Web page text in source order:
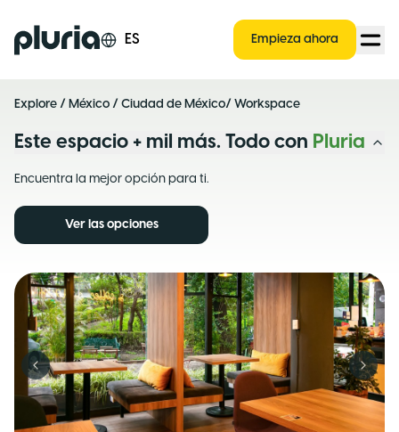
Logo Pluria ES Empieza ahora
Explore / México / Ciudad de México/ Workspace
Este espacio + mil más. Todo con Pluria
Encuentra la mejor opción para ti.
Ver las opciones
Previous slide Next